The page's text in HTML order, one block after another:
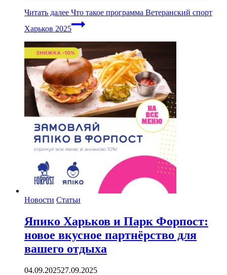
Читать далее Что такое программа Ветеранский спорт
Харьков 2025
Новости Статьи
Япико Харьков и Парк Форпост:
новое вкусное партнёрство для
вашего отдыха
04.09.202527.09.2025